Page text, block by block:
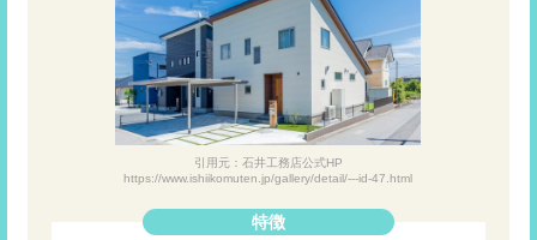
引用元：石井工務店公式HP
https://www.ishiikomuten.jp/gallery/detail/---id-47.html
特徴